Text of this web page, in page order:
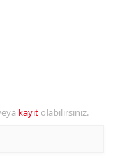
kayıt olabilirsiniz.